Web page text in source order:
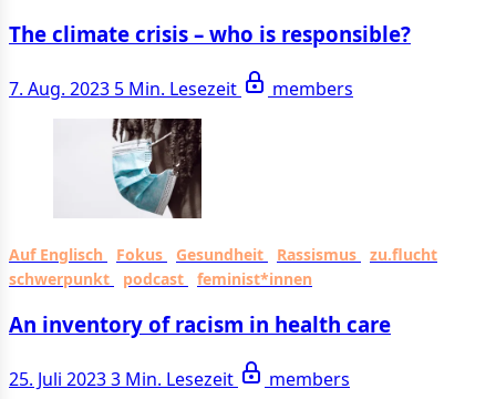
The climate crisis – who is responsible?
7. Aug. 2023 5 Min. Lesezeit members
Auf Englisch Fokus Gesundheit Rassismus
zu.flucht
schwerpunkt
podcast feminist*innen
An inventory of racism in health care
25. Juli 20233 Min. Lesezeit members